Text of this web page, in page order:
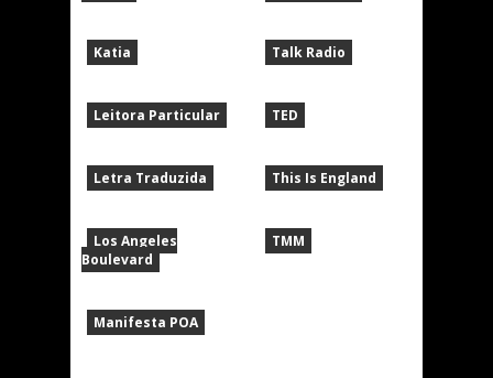
Katia
Leitora Particular
Letra Traduzida
Los Angeles
Boulevard
Manifesta POA
Talk Radio
TED
This Is England
TMM